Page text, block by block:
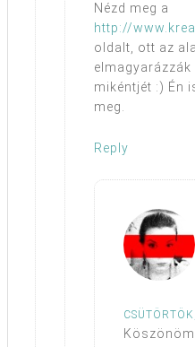
Nézd meg a
http://
oldalt, ott az
mikéntjét :) Én
meg.
Reply